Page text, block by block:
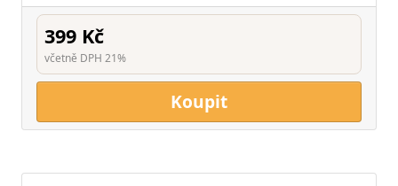
399 Kč
včetně DPH 21%
Koupit